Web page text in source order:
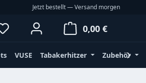
Jetzt bestellt — Versand morgen
Du hast 0 Produkte auf dem
0,00 €
VUSE Tabakerhitzer Zubehör